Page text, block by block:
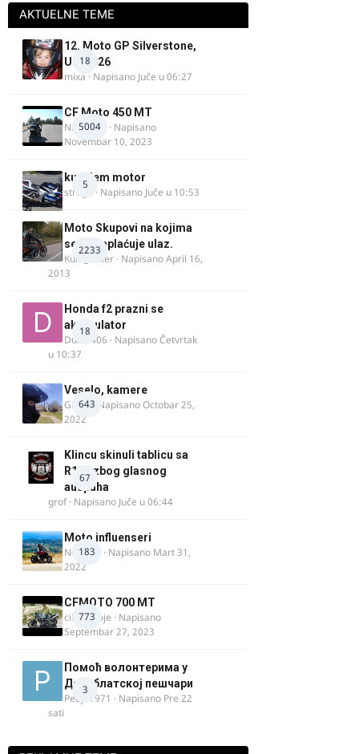
AKTUELNE TEME
18
12. Moto GP Silverstone,
UK, 2026
mixa · Napisano Juče u 06:27
5004
CF Moto 450 MT
NIKOLA 1
· Napisano
Novembar 10, 2023
5
kupujem motor
strugo · Napisano Juče u 10:53
2233
Moto Skupovi na kojima
se ne naplaćuje ulaz.
Kum_Mixer · NapisanoApril 16,
2013
18
Honda f2 prazni se
akomulator
Dule1406 · NapisanoČetvrtak
u 10:37
643
Veselo, kamere
GR 46· NapisanoOctobar 25,
2022
67
Klincu skinuli tablicu sa
R125 zbog glasnog
auspuha
grof· Napisano Juče u 06:44
183
Moto influenseri
Nolanka · Napisano Mart 31,
2022
773
CFMOTO 700 MT
cika miloje · Napisano
Septembar 27, 2023
3
Помоћ волонтерима у
Делиблатској пешчари
Pedja1971 · Napisano Pre 22
sati